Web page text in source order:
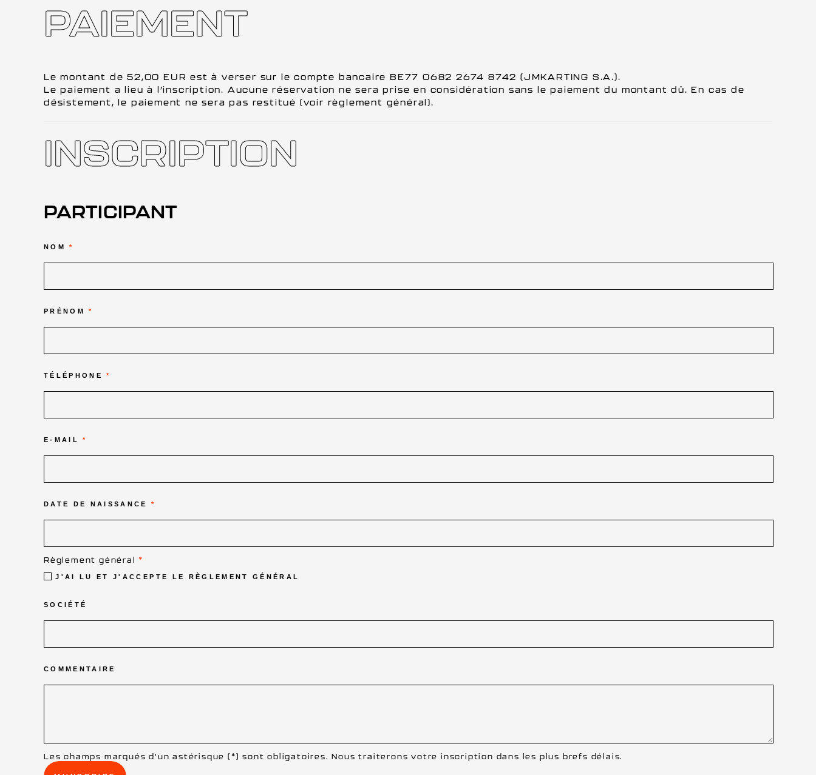
PAIEMENT
Le montant de 52,00 EUR est à verser sur le compte bancaire BE77 0682 2674 8742 (JMKARTING S.A.).
Le paiement a lieu à l’inscription. Aucune réservation ne sera prise en considération sans le paiement du montant dû. En cas de
désistement, le paiement ne sera pas restitué (voir règlement général).
INSCRIPTION
PARTICIPANT
NOM*
PRÉNOM*
TÉLÉPHONE*
E-MAIL*
DATE DE NAISSANCE*
Règlement général*
J'AI LU ET J'ACCEPTE LE RÈGLEMENT GÉNÉRAL
SOCIÉTÉ
COMMENTAIRE
Les champs marqués d'un astérisque ( *) sont obligatoires. Nous traiterons votre inscription dans les plus brefs délais.